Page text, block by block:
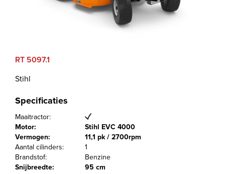
RT 5097.1
Stihl
Specificaties
Maaitractor:
Motor:
Stihl EVC 4000
Vermogen:
11,1 pk / 2700rpm
Aantal cilinders:
1
Brandstof:
Benzine
Snijbreedte:
95 cm